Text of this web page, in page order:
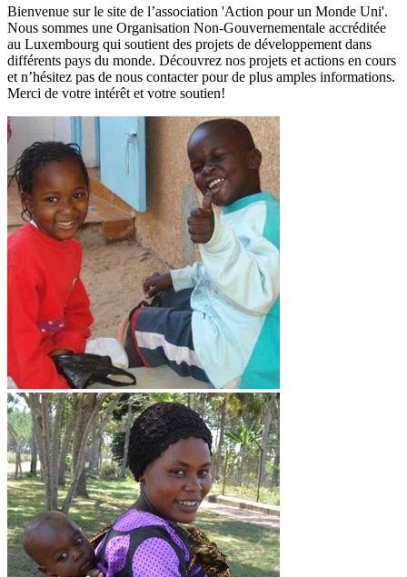
Bienvenue sur le site de l’association 'Action pour un Monde Uni'.
Nous sommes une Organisation Non-Gouvernementale accréditée
au Luxembourg qui soutient des projets de développement dans
différents pays du monde. Découvrez nos projets et actions en cours
et n’hésitez pas de nous contacter pour de plus amples informations.
Merci de votre intérêt et votre soutien!